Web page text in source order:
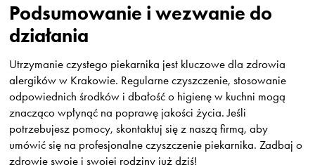
Podsumowanie i wezwanie do
działania
Utrzymanie czystego piekarnika jest kluczowe dla zdrowia
alergików w Krakowie. Regularne czyszczenie, stosowanie
odpowiednich środków i dbałość o higienę w kuchni mogą
znacząco wpłynąć na poprawę jakości życia. Jeśli
potrzebujesz pomocy, skontaktuj się z naszą firmą, aby
umówić się na profesjonalne czyszczenie piekarnika. Zadbaj o
zdrowie swoje i swojej rodziny już dziś!